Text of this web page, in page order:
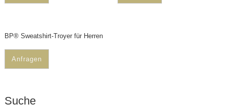
BP® Sweatshirt-Troyer für Herren
Anfragen
Suche